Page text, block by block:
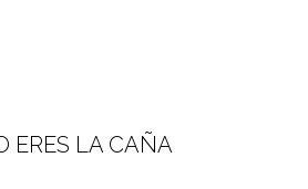
ERES LA CAÑA